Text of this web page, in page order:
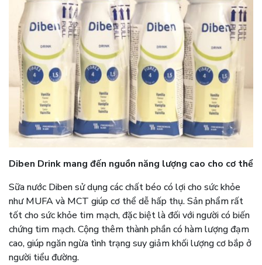
Diben Drink mang đến nguồn năng lượng cao cho cơ thể
Sữa nước Diben sử dụng các chất béo có lợi cho sức khỏe
như MUFA và MCT giúp cơ thể dễ hấp thụ. Sản phẩm rất
tốt cho sức khỏe tim mạch, đặc biệt là đối với người có biến
chứng tim mạch. Cộng thêm thành phần có hàm lượng đạm
cao, giúp ngăn ngừa tình trạng suy giảm khối lượng cơ bắp ở
người tiểu đường.